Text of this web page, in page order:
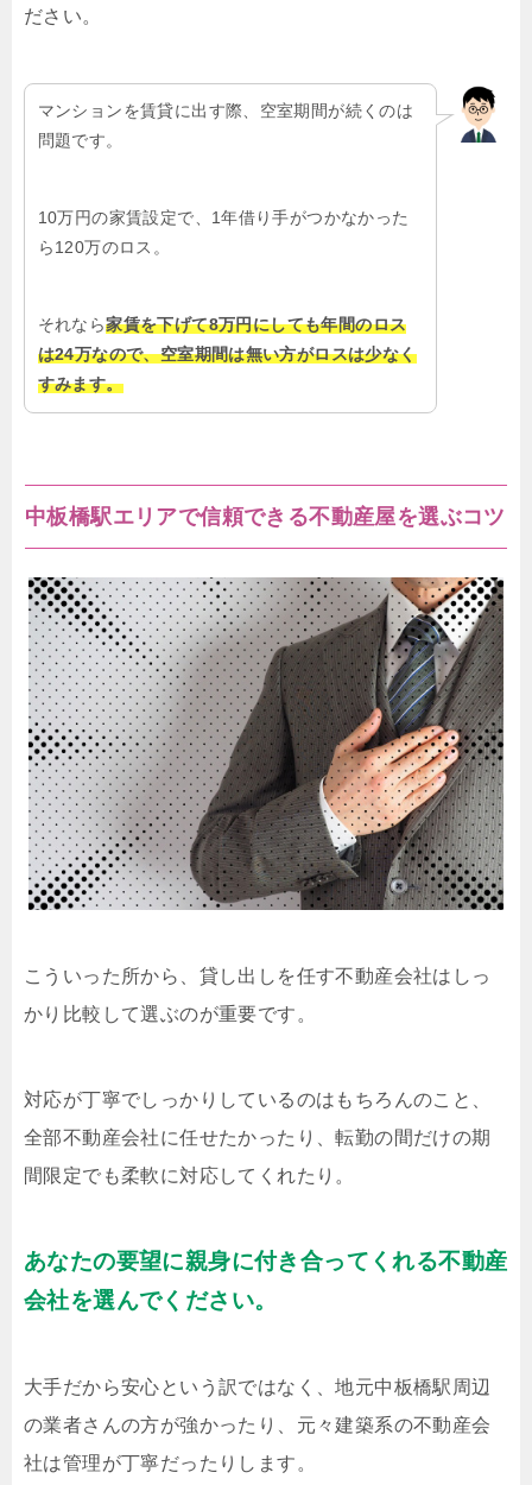
ださい。
マンションを賃貸に出す際、空室期間が続くのは
問題です。
10万円の家賃設定で、1年借り手がつかなかった
ら120万のロス。
それなら家賃を下げて8万円にしても年間のロス
は24万なので、空室期間は無い方がロスは少なく
すみます。
中板橋駅エリアで信頼できる不動産屋を選ぶコツ
こういった所から、貸し出しを任す不動産会社はしっ
かり比較して選ぶのが重要です。
対応が丁寧でしっかりしているのはもちろんのこと、
全部不動産会社に任せたかったり、転勤の間だけの期
間限定でも柔軟に対応してくれたり。
あなたの要望に親身に付き合ってくれる不動産
会社を選んでください。
大手だから安心という訳ではなく、地元中板橋駅周辺
の業者さんの方が強かったり、元々建築系の不動産会
社は管理が丁寧だったりします。